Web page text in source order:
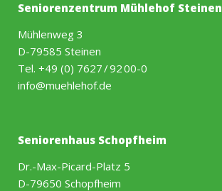
Seniorenzentrum Mühlehof Steinen
Mühlenweg 3
D-79585 Steinen
Tel. +49 (0) 7627 / 92 00-0
info@muehlehof.de
Seniorenhaus Schopfheim
Dr.-Max-Picard-Platz 5
D-79650 Schopfheim